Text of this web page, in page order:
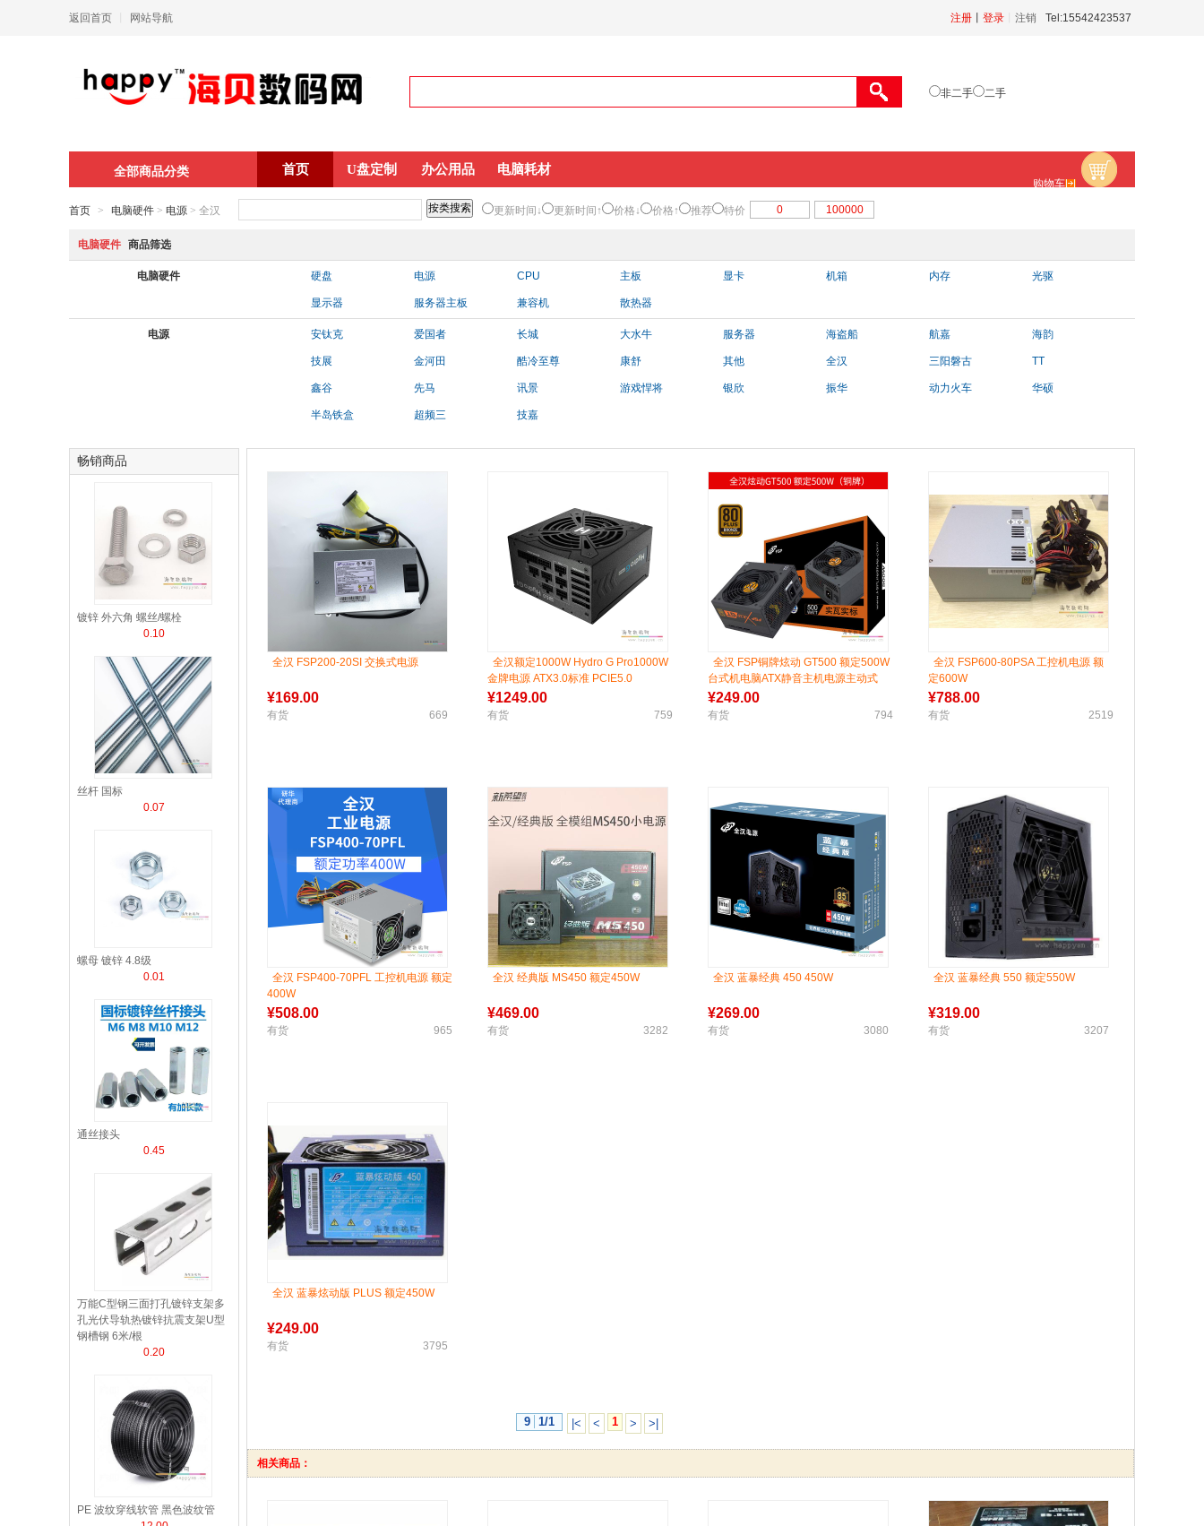
返回首页 网站导航 Tel:15542423537
注销
注册 登录
非二手 二手
全部商品分类
购物车
首页 U盘定制 办公用品 电脑耗材
首页 > 电脑硬件 > 电源 > 全汉 更新时间↓ 更新时间↑ 价格↓ 价格↑ 推荐 特价
电脑硬件 商品筛选
电脑硬件 硬盘 电源 CPU 主板 显卡 机箱 内存 光驱
显示器 服务器主板 兼容机 散热器
电源 安钛克 爱国者 长城 大水牛 服务器 海盗船 航嘉 海韵
技展 金河田 酷冷至尊 康舒 其他 全汉 三阳磐古 TT
鑫谷 先马 讯景 游戏悍将 银欣 振华 动力火车 华硕
半岛铁盒 超频三 技嘉
畅销商品
镀锌 外六角 螺丝/螺栓
0.10
丝杆 国标
0.07
螺母 镀锌 4.8级
0.01
通丝接头
0.45
万能C型钢三面打孔镀锌支架多
孔光伏导轨热镀锌抗震支架U型
钢槽钢 6米/根
0.20
PE 波纹穿线软管 黑色波纹管
全汉 FSP200-20SI 交换式电源
¥169.00
有货 669
全汉额定1000W Hydro G Pro1000W
金牌电源 ATX3.0标准 PCIE5.0
¥1249.00
有货 759
全汉 FSP铜牌炫动 GT500 额定500W
台式机电脑ATX静音主机电源主动式
¥249.00
有货 794
全汉 FSP600-80PSA 工控机电源 额
定600W
¥788.00
有货 2519
全汉 FSP400-70PFL 工控机电源 额定
400W
¥508.00
有货 965
全汉 经典版 MS450 额定450W
¥469.00
有货 3282
全汉 蓝暴经典 450 450W
¥269.00
有货 3080
全汉 蓝暴经典 550 额定550W
¥319.00
有货 3207
全汉 蓝暴炫动版 PLUS 额定450W
¥249.00
有货 3795
9 1/1 |< < 1 > >|
相关商品：